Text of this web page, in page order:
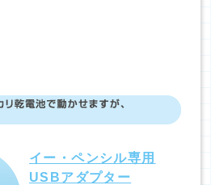
イー・ペンシル専用
USBアダプター